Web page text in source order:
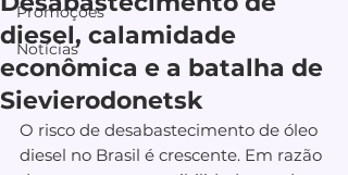
Promoções
Notícias
diesel, calamidade
econômica e a batalha de
Sievierodonetsk
O risco de desabastecimento de óleo
diesel no Brasil é crescente. Em razão